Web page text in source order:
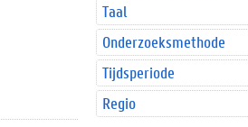
Taal
Onderzoeksmethode
Tijdsperiode
Regio